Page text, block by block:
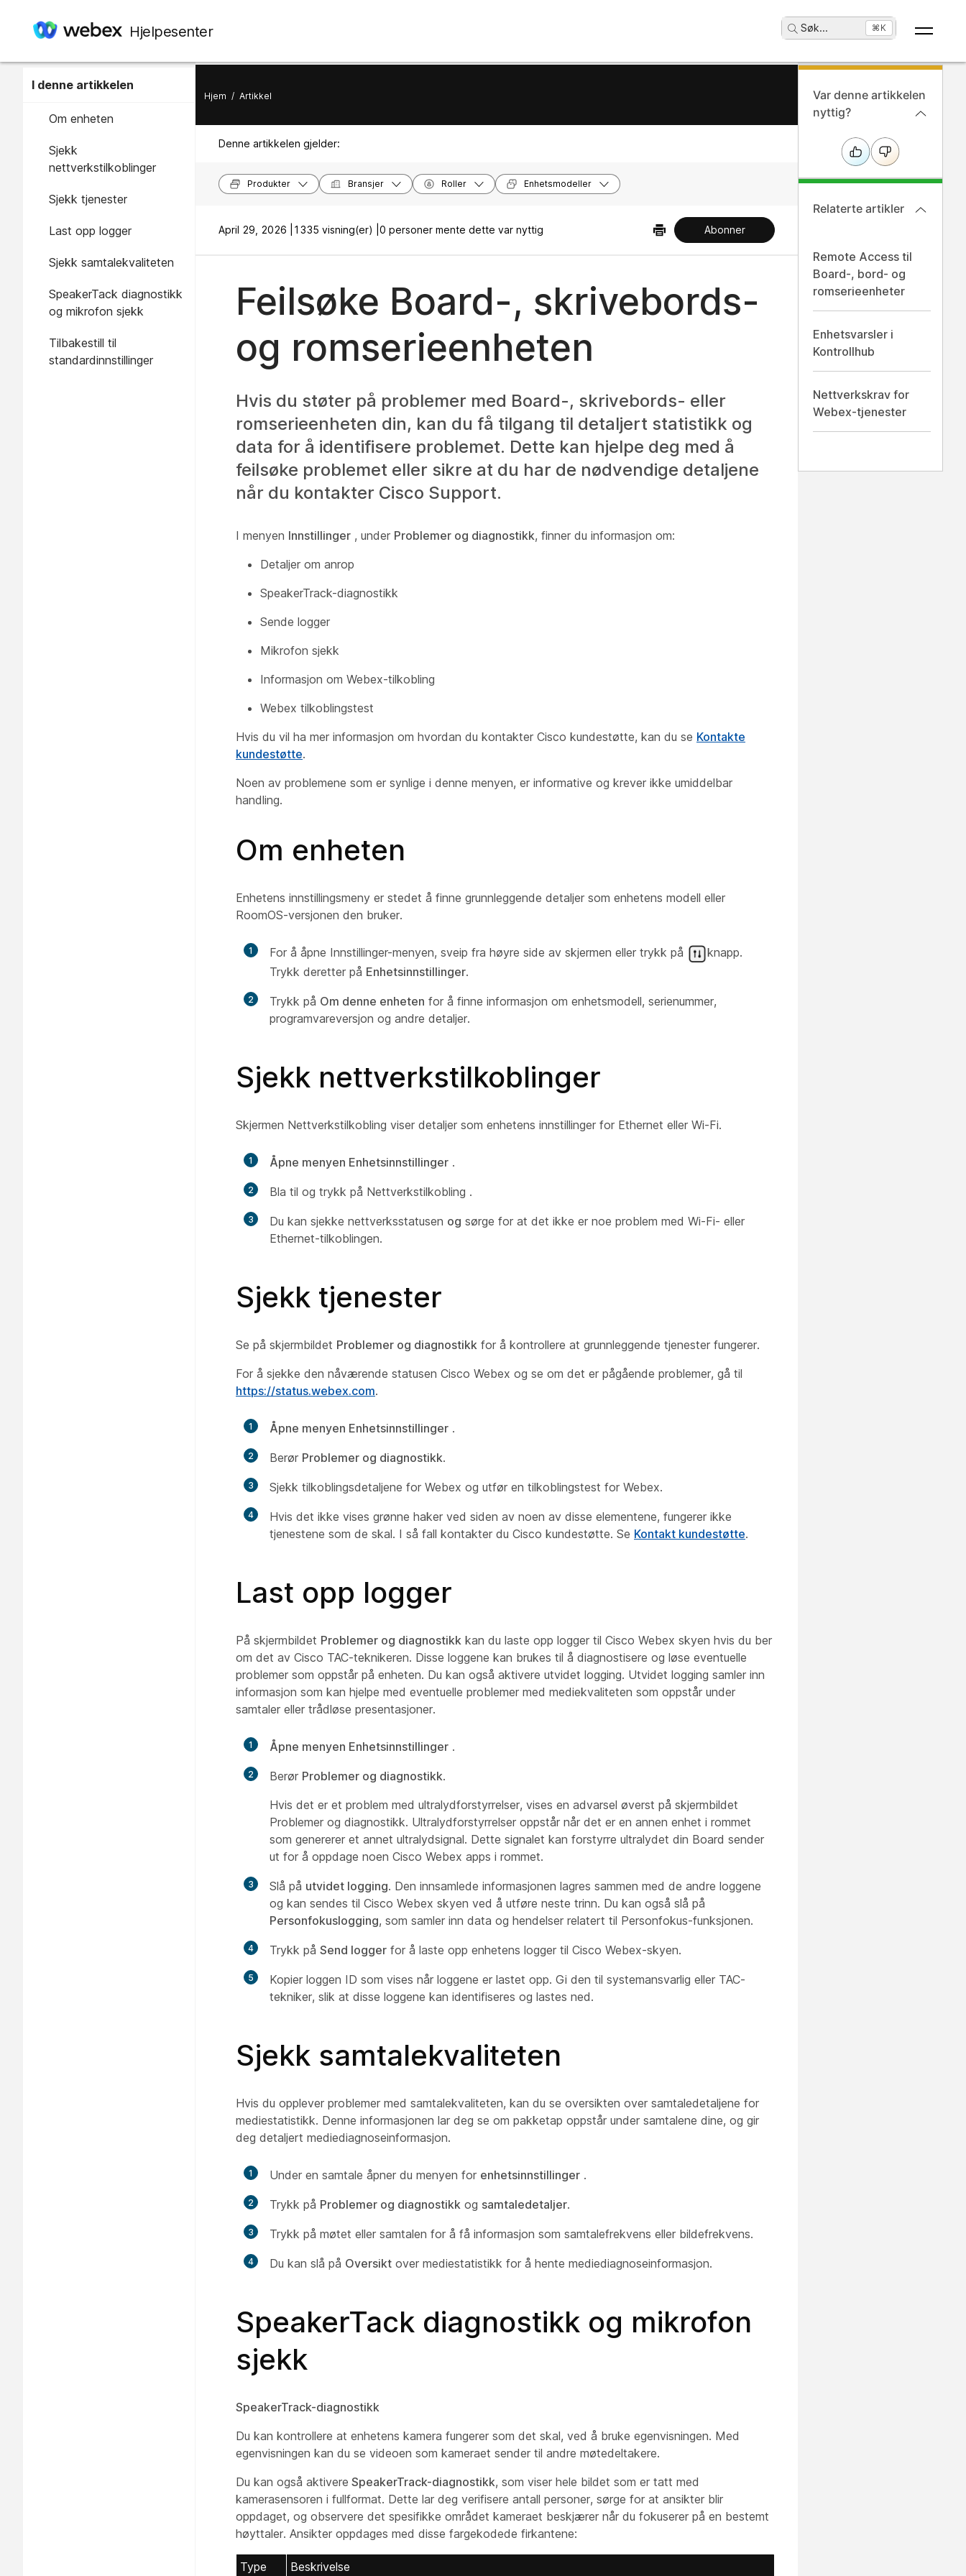
Hjelpesenter Søk... ⌘K
I denne artikkelen
Om enheten
Sjekk
nettverkstilkoblinger
Sjekk tjenester
Last opp logger
Sjekk samtalekvaliteten
SpeakerTack diagnostikk
og mikrofon sjekk
Tilbakestill til
standardinnstillinger
Hjem / Artikkel
Denne artikkelen gjelder:
Produkter Bransjer Roller Enhetsmodeller
April 29, 2026 | 1335 visning(er) | 0 personer mente dette var nyttig Abonner
Feilsøke Board-, skrivebords-
og romserieenheten
Hvis du støter på problemer med Board-, skrivebords- eller
romserieenheten din, kan du få tilgang til detaljert statistikk og
data for å identifisere problemet. Dette kan hjelpe deg med å
feilsøke problemet eller sikre at du har de nødvendige detaljene
når du kontakter Cisco Support.
I menyen Innstillinger , under Problemer og diagnostikk, finner du informasjon om:
Detaljer om anrop
SpeakerTrack-diagnostikk
Sende logger
Mikrofon sjekk
Informasjon om Webex-tilkobling
Webex tilkoblingstest
Hvis du vil ha mer informasjon om hvordan du kontakter Cisco kundestøtte, kan du se Kontakte
kundestøtte.
Noen av problemene som er synlige i denne menyen, er informative og krever ikke umiddelbar
handling.
Om enheten
Enhetens innstillingsmeny er stedet å finne grunnleggende detaljer som enhetens modell eller
RoomOS-versjonen den bruker.
1 For å åpne Innstillinger-menyen, sveip fra høyre side av skjermen eller trykk på
knapp.
Trykk deretter på Enhetsinnstillinger.
2 Trykk på Om denne enheten for å finne informasjon om enhetsmodell, serienummer,
programvareversjon og andre detaljer.
Sjekk nettverkstilkoblinger
Skjermen Nettverkstilkobling viser detaljer som enhetens innstillinger for Ethernet eller Wi-Fi.
1 Åpne menyen Enhetsinnstillinger .
2 Bla til og trykk på Nettverkstilkobling .
3 Du kan sjekke nettverksstatusen og sørge for at det ikke er noe problem med Wi-Fi- eller
Ethernet-tilkoblingen.
Sjekk tjenester
Se på skjermbildet Problemer og diagnostikk for å kontrollere at grunnleggende tjenester fungerer.
For å sjekke den nåværende statusen Cisco Webex og se om det er pågående problemer, gå til
https://status.webex.com.
1 Åpne menyen Enhetsinnstillinger .
2 Berør Problemer og diagnostikk.
3 Sjekk tilkoblingsdetaljene for Webex og utfør en tilkoblingstest for Webex.
4
Hvis det ikke vises grønne haker ved siden av noen av disse elementene, fungerer ikke
tjenestene som de skal. I så fall kontakter du Cisco kundestøtte. Se Kontakt kundestøtte.
Last opp logger
På skjermbildet Problemer og diagnostikk kan du laste opp logger til Cisco Webex skyen hvis du ber
om det av Cisco TAC-teknikeren. Disse loggene kan brukes til å diagnostisere og løse eventuelle
problemer som oppstår på enheten. Du kan også aktivere utvidet logging. Utvidet logging samler inn
informasjon som kan hjelpe med eventuelle problemer med mediekvaliteten som oppstår under
samtaler eller trådløse presentasjoner.
1 Åpne menyen Enhetsinnstillinger .
2 Berør Problemer og diagnostikk.
Hvis det er et problem med ultralydforstyrrelser, vises en advarsel øverst på skjermbildet
Problemer og diagnostikk. Ultralydforstyrrelser oppstår når det er en annen enhet i rommet
som genererer et annet ultralydsignal. Dette signalet kan forstyrre ultralydet din Board sender
ut for å oppdage noen Cisco Webex apps i rommet.
3 Slå på utvidet logging. Den innsamlede informasjonen lagres sammen med de andre loggene
og kan sendes til Cisco Webex skyen ved å utføre neste trinn. Du kan også slå på
Personfokuslogging, som samler inn data og hendelser relatert til Personfokus-funksjonen.
4 Trykk på Send logger for å laste opp enhetens logger til Cisco Webex-skyen.
5
Kopier loggen ID som vises når loggene er lastet opp. Gi den til systemansvarlig eller TAC-
tekniker, slik at disse loggene kan identifiseres og lastes ned.
Sjekk samtalekvaliteten
Hvis du opplever problemer med samtalekvaliteten, kan du se oversikten over samtaledetaljene for
mediestatistikk. Denne informasjonen lar deg se om pakketap oppstår under samtalene dine, og gir
deg detaljert mediediagnoseinformasjon.
1 Under en samtale åpner du menyen for enhetsinnstillinger .
2 Trykk på Problemer og diagnostikk og samtaledetaljer.
3 Trykk på møtet eller samtalen for å få informasjon som samtalefrekvens eller bildefrekvens.
4 Du kan slå på Oversikt over mediestatistikk for å hente mediediagnoseinformasjon.
SpeakerTack diagnostikk og mikrofon
sjekk
SpeakerTrack-diagnostikk
Du kan kontrollere at enhetens kamera fungerer som det skal, ved å bruke egenvisningen. Med
egenvisningen kan du se videoen som kameraet sender til andre møtedeltakere.
Du kan også aktivere SpeakerTrack-diagnostikk, som viser hele bildet som er tatt med
kamerasensoren i fullformat. Dette lar deg verifisere antall personer, sørge for at ansikter blir
oppdaget, og observere det spesifikke området kameraet beskjærer når du fokuserer på en bestemt
høyttaler. Ansikter oppdages med disse fargekodede firkantene:
Type Beskrivelse
Var denne artikkelen
nyttig?
Relaterte artikler
Remote Access til
Board-, bord- og
romserieenheter
Enhetsvarsler i
Kontrollhub
Nettverkskrav for
Webex-tjenester